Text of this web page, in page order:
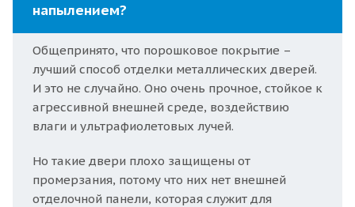
напылением?
Общепринято, что порошковое покрытие –
лучший способ отделки металлических дверей.
И это не случайно. Оно очень прочное, стойкое к
агрессивной внешней среде, воздействию
влаги и ультрафиолетовых лучей.
Но такие двери плохо защищены от
промерзания, потому что них нет внешней
отделочной панели, которая служит для